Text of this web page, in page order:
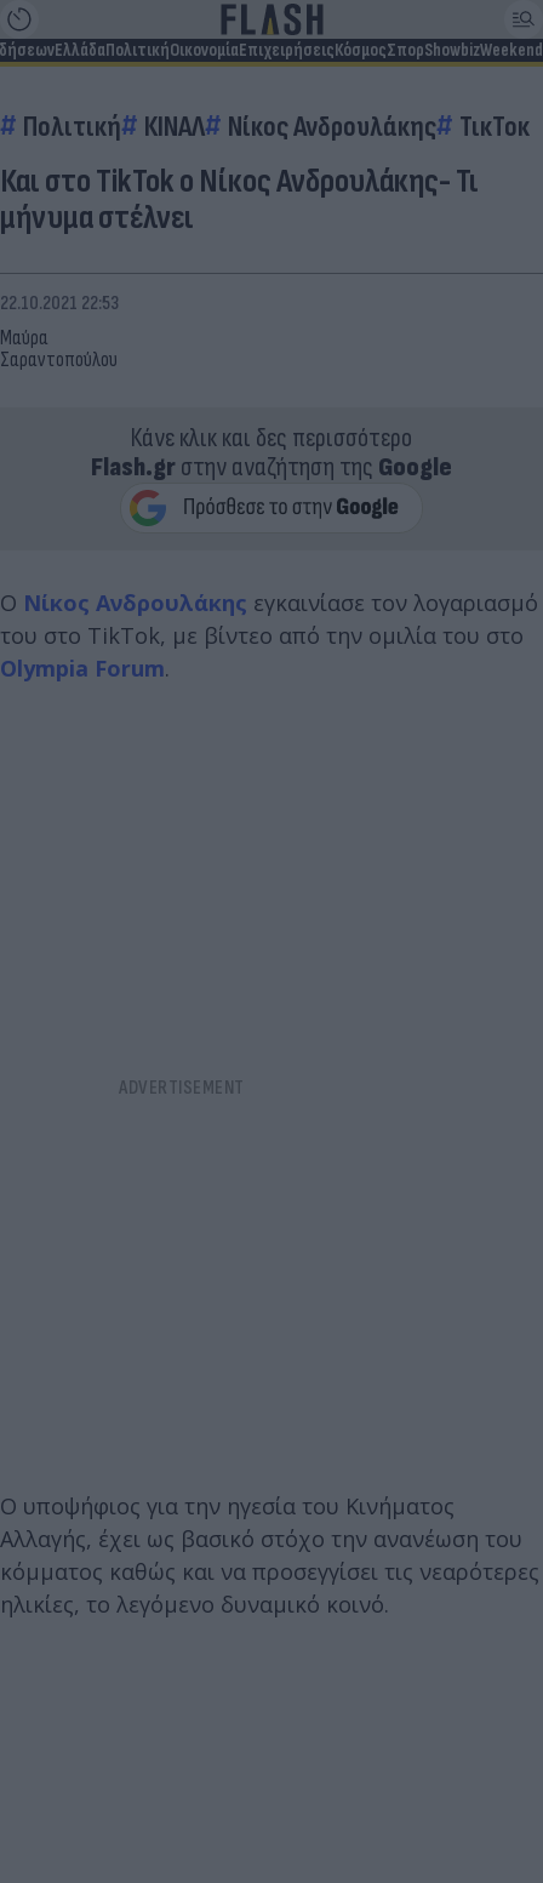
ΕλλάδαΠολιτικήΟικονομίαΕπιχειρήσειςΚόσμοςΣπορShowbizWeekend
Πολιτική ΚΙΝΑΛ Νίκος Ανδρουλάκης ΤικΤοκ
Και στο ΤikTok ο Νίκος Ανδρουλάκης- Τι
μήνυμα στέλνει
Μαύρα
Σαραντοπούλου
22.10.2021 22:53
Κάνε κλικ και δες περισσότερο
Flash.grστην αναζήτηση της Google
Ο Νίκος Ανδρουλάκης εγκαινίασε τον λογαριασμό
του στο TikTok, με βίντεο από την ομιλία του στο
Olympia Forum.
Ο υποψήφιος για την ηγεσία του Κινήματος
Αλλαγής, έχει ως βασικό στόχο την ανανέωση του
κόμματος καθώς και να προσεγγίσει τις νεαρότερες
ηλικίες, το λεγόμενο δυναμικό κοινό.